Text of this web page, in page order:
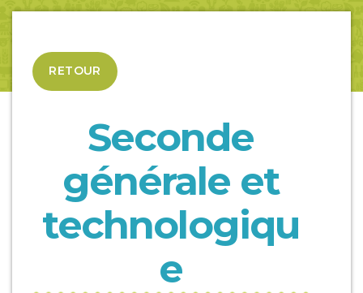
RETOUR
Seconde
générale et
technologiqu
e